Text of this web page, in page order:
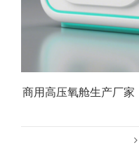
商用高压氧舱生产厂